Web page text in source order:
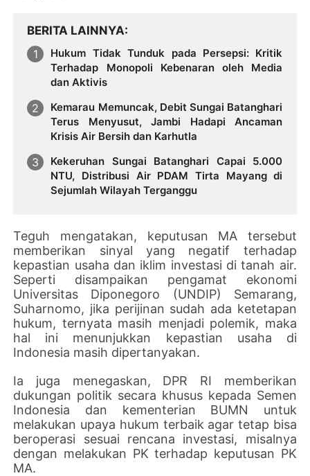
BERITA LAINNYA
Hukum Tidak Tunduk pada Persepsi: Kritik
Terhadap Monopoli Kebenaran oleh Media
dan Aktivis
Kemarau Memuncak, Debit Sungai Batanghari
Terus Menyusut, Jambi Hadapi Ancaman
Krisis Air Bersih dan Karhutla
Kekeruhan Sungai Batanghari Capai 5.000
NTU, Distribusi Air PDAM Tirta Mayang di
Sejumlah Wilayah Terganggu
Teguh mengatakan, keputusan MA tersebut
memberikan sinyal yang negatif terhadap
kepastian usaha dan iklim investasi di tanah air.
Seperti disampaikan pengamat ekonomi
Universitas Diponegoro (UNDIP) Semarang,
Suharnomo, jika perijinan sudah ada ketetapan
hukum, ternyata masih menjadi polemik, maka
hal ini menunjukkan kepastian usaha di
Indonesia masih dipertanyakan.
Ia juga menegaskan, DPR RI memberikan
dukungan politik secara khusus kepada Semen
Indonesia dan kementerian BUMN untuk
melakukan upaya hukum terbaik agar tetap bisa
beroperasi sesuai rencana investasi, misalnya
dengan melakukan PK terhadap keputusan PK
MA.